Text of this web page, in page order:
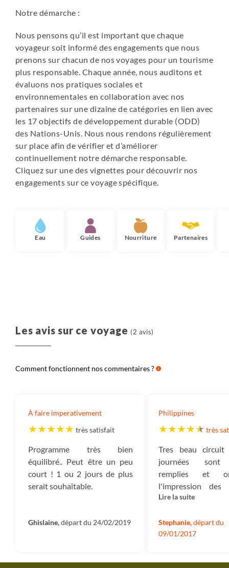
• Les hébergements sont donnés à titre indicatif ; nous
une catégorie similaire
• Supplément chambre individuelle (à la demande) : nous
contacter pour disponibilité et prix.
Notre démarche :
Nous pensons qu’il est important que chaque
voyageur soit informé des engagements que nous
prenons sur chacun de nos voyages pour un tourisme
plus responsable. Chaque année, nous auditons et
évaluons nos pratiques sociales et
environnementales en collaboration avec nos
partenaires sur une dizaine de catégories en lien avec
les 17 objectifs de développement durable (ODD)
des Nations-Unis. Nous nous rendons régulièrement
sur place afin de vérifier et d’améliorer
continuellement notre démarche responsable.
Cliquez sur une des vignettes pour découvrir nos
engagements sur ce voyage spécifique.
Eau Guides Nourriture Partenaires
Les avis sur ce voyage (2 avis)
Comment fonctionnent nos commentaires ?
À faire imperativement
très satisfait
Programme très bien
équilibré.. Peut être un peu
court ! 1 ou 2 jours de plus
serait souhaitable.
Ghislaine,départ du 24/02/2019
Philippines
très
Tres beau
journées sont
remplies et
l'impression
premiers jours
varié et permet
une bonne
Lire la suite
Stephanie,départ du
09/01/2017